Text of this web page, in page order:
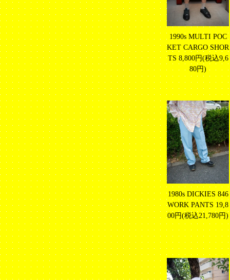
1990s MULTI POC
KET CARGO SHOR
TS 8,800円(税込9,6
80円)
1980s DICKIES 846
WORK PANTS 19,8
00円(税込21,780円)